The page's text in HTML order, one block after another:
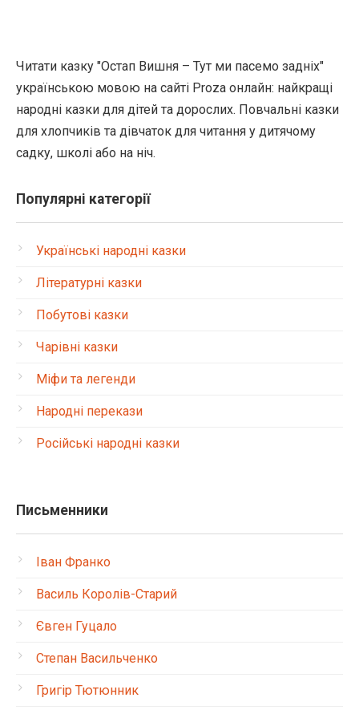
Читати казку "Остап Вишня – Тут ми пасемо задніх"
українською мовою на сайті Proza онлайн: найкращі
народні казки для дітей та дорослих. Повчальні казки
для хлопчиків та дівчаток для читання у дитячому
садку, школі або на ніч.
Популярні категорії
Українські народні казки
Літературні казки
Побутові казки
Чарівні казки
Міфи та легенди
Народні перекази
Російські народні казки
Письменники
Іван Франко
Василь Королів-Старий
Євген Гуцало
Степан Васильченко
Григір Тютюнник